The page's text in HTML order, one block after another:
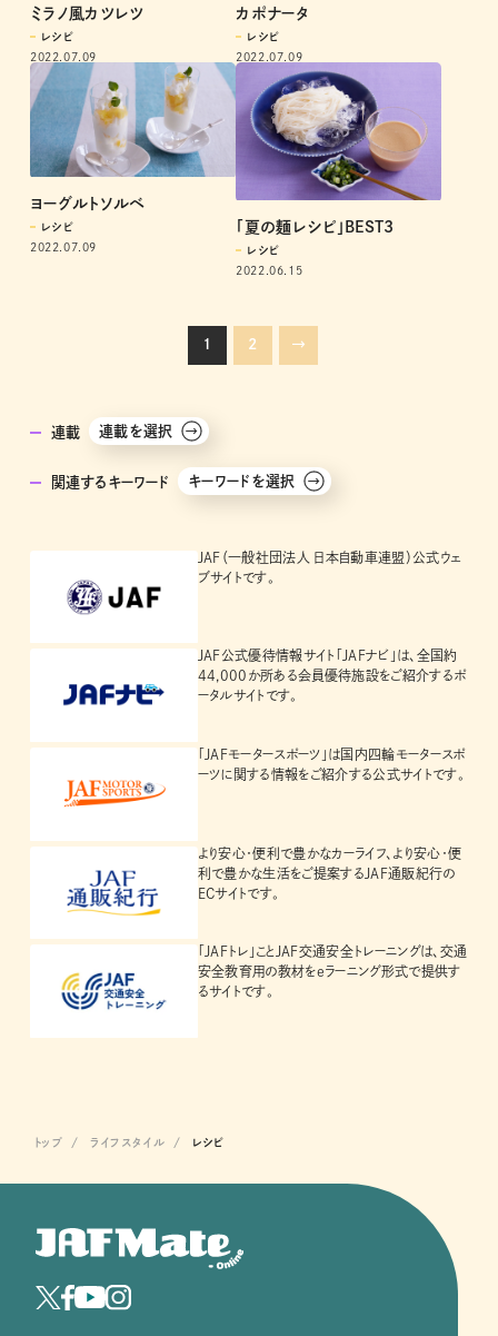
ミラノ風カツレツ
レシピ
2022.07.09
カポナータ
レシピ
2022.07.09
ヨーグルトソルベ
レシピ
2022.07.09
「夏の麺レシピ」BEST3
レシピ
2022.06.15
1 2 →
連載 連載を選択
関連するキーワード キーワードを選択
JAF（一般社団法人 日本自動車連盟）公式ウェ
ブサイトです。
JAF公式優待情報サイト「JAFナビ」は、全国約
44,000か所ある会員優待施設をご紹介するポ
ータルサイトです。
「JAFモータースポーツ」は国内四輪モータースポ
ーツに関する情報をご紹介する公式サイトです。
より安心・便利で豊かなカーライフ、より安心・便
利で豊かな生活をご提案するJAF通販紀行の
ECサイトです。
「JAFトレ」ことJAF交通安全トレーニングは、交通
安全教育用の教材をeラーニング形式で提供す
るサイトです。
トップ ライフスタイル レシピ